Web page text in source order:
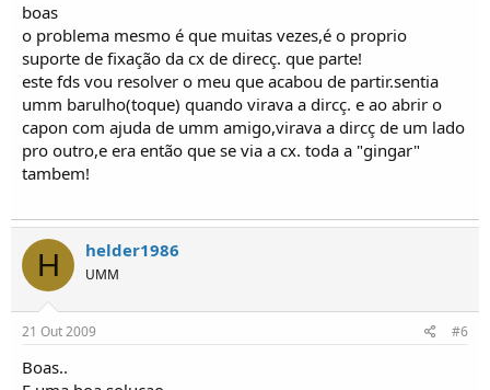
boas
o problema mesmo é que muitas vezes,é o proprio
suporte de fixação da cx de direcç. que parte!
este fds vou resolver o meu que acabou de partir.sentia
umm barulho(toque) quando virava a dircç. e ao abrir o
capon com ajuda de umm amigo,virava a dircç de um lado
pro outro,e era então que se via a cx. toda a "gingar"
tambem!
H helder1986
UMM
21 Out 2009 #6
Boas..